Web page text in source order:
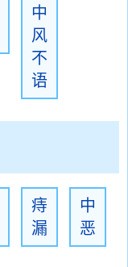
中
风
不
语
痔
漏
中
恶